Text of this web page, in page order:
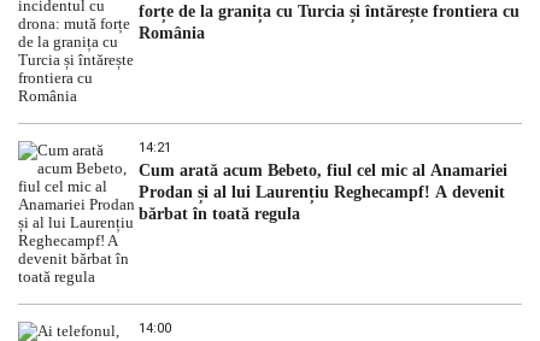
forțe de la granița cu Turcia și întărește frontiera cu
România
14:21
Cum arată acum Bebeto, fiul cel mic al Anamariei
Prodan și al lui Laurențiu Reghecampf! A devenit
bărbat în toată regula
14:00